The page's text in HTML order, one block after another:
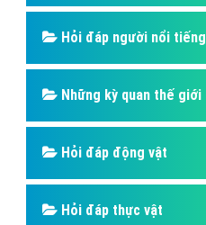
Nghĩa là gì
Phần mềm ứng dụng hay
Hỏi đáp người nổi tiếng
Những kỳ quan thế giới
Hỏi đáp động vật
Hỏi đáp thực vật